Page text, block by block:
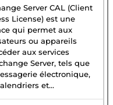
Server CAL (Client
License) est une
qui permet aux
ou appareils
aux services
Server, tels que
électronique,
et...